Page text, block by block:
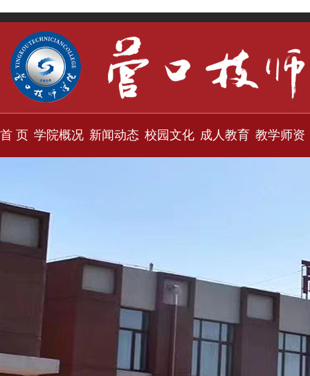
首 页 学院概况 新闻动态 校园文化 成人教育 教学师资